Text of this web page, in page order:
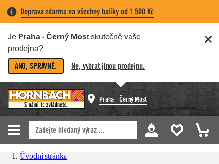
Doprava zdarma na všechny balíky od 1 500 Kč
Je Praha - Černý Most skutečně vaše
prodejna?
ANO, SPRÁVNĚ. Ne, vybrat jinou prodejnu.
Praha - Černý Most
Úvodní stránka